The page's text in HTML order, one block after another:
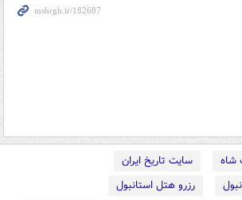
شاه
سایت تاریخ ایران
رزرو هتل استانبول